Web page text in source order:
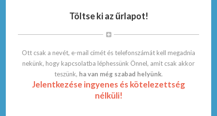
Töltse ki az űrlapot!
Ott csak a nevét, e-mail címét és telefonszámát kell megadnia
nekünk, hogy kapcsolatba léphessünk Önnel, amit csak akkor
teszünk, ha van még szabad helyünk.
Jelentkezése ingyenes és kötelezettség
nélküli!